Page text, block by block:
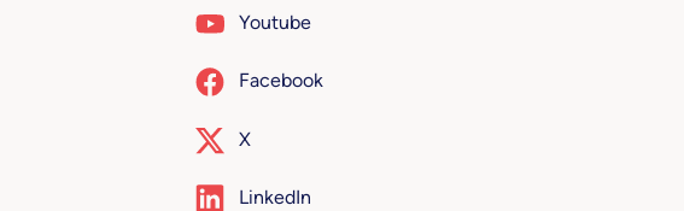
Youtube
Facebook
X
LinkedIn